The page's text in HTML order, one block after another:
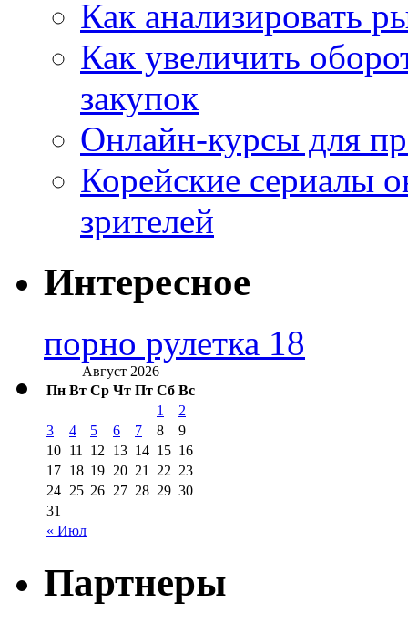
Как анализировать
Как увеличить
закупок
Онлайн-курсы для
Корейские сериалы
зрителей
Интересное
порно рулетка 18
Август 2026
Пн Вт Ср Чт Пт Сб Вс
« Июл
1
2
3
4 5 6 7 8
9
10 11 12 13 14 15 16
17 18 19 20 21 22 23
24 25 26 27 28 29 30
31
Партнеры